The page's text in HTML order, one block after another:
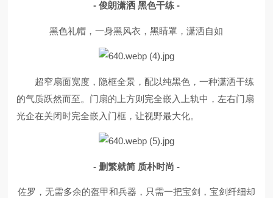
- 俊朗潇洒 黑色干练 -
黑色礼帽，一身黑风衣，黑睛罩，潇洒自如
超窄扇面宽度，隐框全景，配以纯黑色，一种潇洒干练
的气质跃然而至。门扇的上方则完全嵌入上轨中，左右门扇
光企在关闭时完全嵌入门框，让视野最大化。
- 删繁就简 质朴时尚 -
佐罗，无需多余的盔甲和兵器，只需一把宝剑，宝剑纤细却